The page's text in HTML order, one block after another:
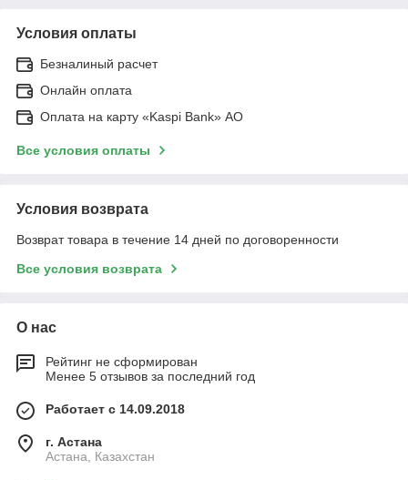
Условия оплаты
Безналиный расчет
Онлайн оплата
Оплата на карту «Kaspi Bank» АО
Все условия оплаты
Условия возврата
Возврат товара в течение 14 дней по договоренности
Все условия возврата
О нас
Рейтинг не сформирован
Менее 5 отзывов за последний год
Работает с 14.09.2018
г. Астана
Астана, Казахстан